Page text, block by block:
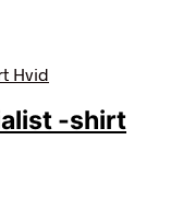
-shirt